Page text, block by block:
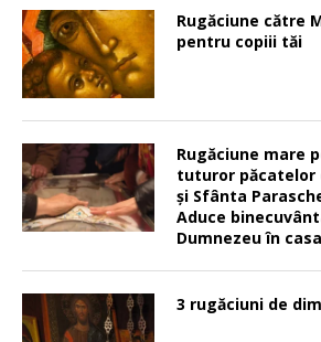
Rugăciune către
pentru copiii tăi
Rugăciune mare
tuturor păcatelor
şi Sfânta
Aduce
Dumnezeu în
3 rugăciuni de